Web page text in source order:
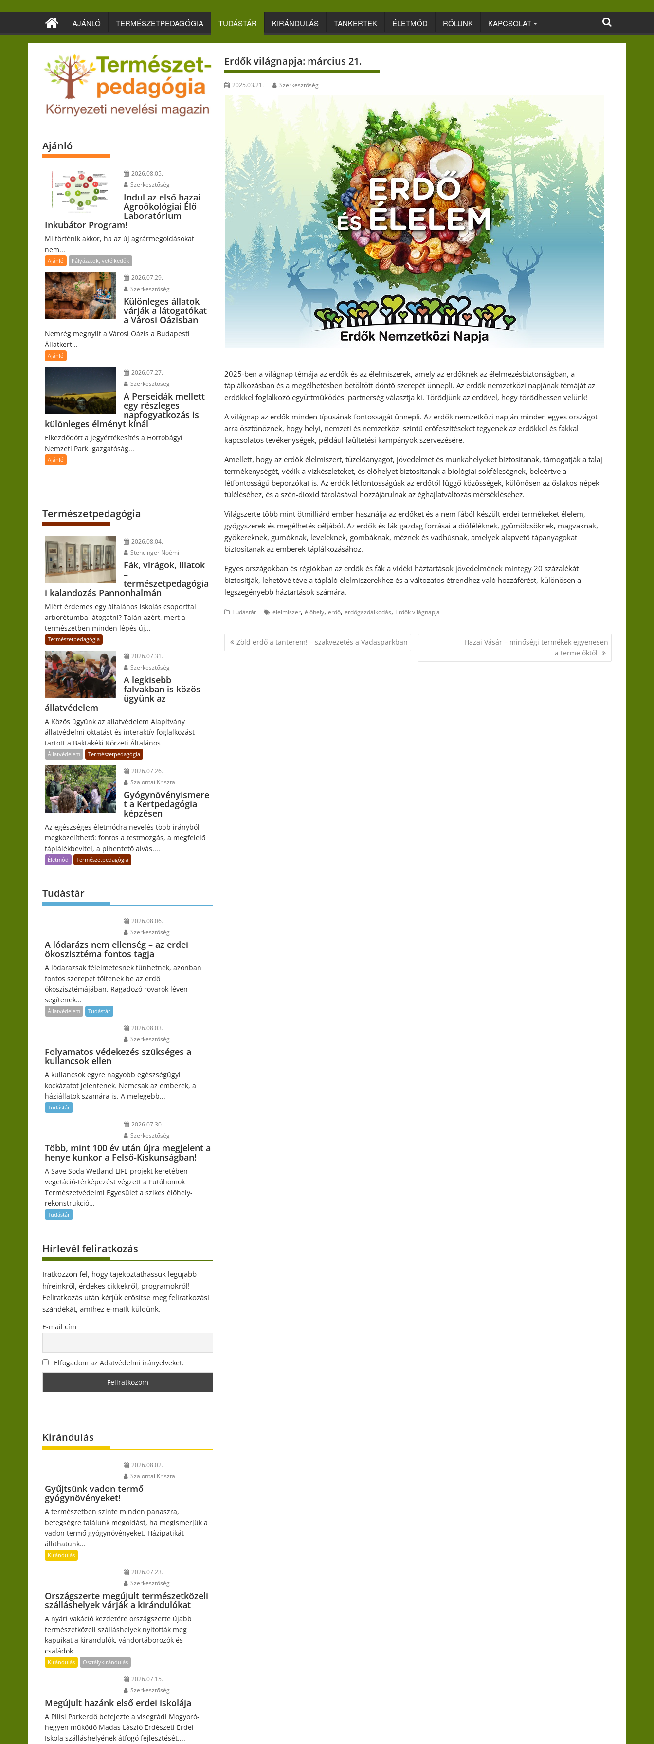
AJÁNLÓ TERMÉSZETPEDAGÓGIA TUDÁSTÁR KIRÁNDULÁS TANKERTEK ÉLETMÓD RÓLUNK KAPCSOLAT
Erdők világnapja: március 21.
2025.03.21. Szerkesztőség
2025-ben a világnap témája az erdők és az élelmiszerek, amely az erdőknek az élelmezésbiztonságban, a
táplálkozásban és a megélhetésben betöltött döntő szerepét ünnepli. Az erdők nemzetközi napjának témáját az
erdőkkel foglalkozó együttműködési partnerség választja ki. Törődjünk az erdővel, hogy törődhessen velünk!
A világnap az erdők minden típusának fontosságát ünnepli. Az erdők nemzetközi napján minden egyes országot
arra ösztönöznek, hogy helyi, nemzeti és nemzetközi szintű erőfeszítéseket tegyenek az erdőkkel és fákkal
kapcsolatos tevékenységek, például faültetési kampányok szervezésére.
Amellett, hogy az erdők élelmiszert, tüzelőanyagot, jövedelmet és munkahelyeket biztosítanak, támogatják a talaj
termékenységét, védik a vízkészleteket, és élőhelyet biztosítanak a biológiai sokféleségnek, beleértve a
létfontosságú beporzókat is. Az erdők létfontosságúak az erdőtől függő közösségek, különösen az őslakos népek
túléléséhez, és a szén-dioxid tárolásával hozzájárulnak az éghajlatváltozás mérsékléséhez.
Világszerte több mint ötmilliárd ember használja az erdőket és a nem fából készült erdei termékeket élelem,
gyógyszerek és megélhetés céljából. Az erdők és fák gazdag forrásai a dióféléknek, gyümölcsöknek, magvaknak,
gyökereknek, gumóknak, leveleknek, gombáknak, méznek és vadhúsnak, amelyek alapvető tápanyagokat
biztosítanak az emberek táplálkozásához.
Egyes országokban és régiókban az erdők és fák a vidéki háztartások jövedelmének mintegy 20 százalékát
biztosítják, lehetővé téve a tápláló élelmiszerekhez és a változatos étrendhez való hozzáférést, különösen a
legszegényebb háztartások számára.
Tudástár élelmiszer,élőhely,erdő,erdőgazdálkodás, Erdők világnapja
Bejegyzés
navigáció
Zöld erdő a tanterem! – szakvezetés a Vadasparkban
Hazai Vásár – minőségi termékek egyenesen
a termelőktől
Ajánló
2026.08.05.
Szerkesztőség
Indul az első hazai
Agroökológiai Élő
Laboratórium
Inkubátor Program!
Mi történik akkor, ha az új agrármegoldásokat
nem...
Ajánló Pályázatok, vetélkedők
2026.07.29.
Szerkesztőség
Különleges állatok
várják a látogatókat
a Városi Oázisban
Nemrég megnyílt a Városi Oázis a Budapesti
Állatkert...
Ajánló
2026.07.27.
Szerkesztőség
A Perseidák mellett
egy részleges
napfogyatkozás is
különleges élményt kínál
Elkezdődött a jegyértékesítés a Hortobágyi
Nemzeti Park Igazgatóság...
Ajánló
Természetpedagógia
2026.08.04.
Stencinger Noémi
Fák, virágok, illatok
–
természetpedagógia
i kalandozás Pannonhalmán
Miért érdemes egy általános iskolás csoporttal
arborétumba látogatni? Talán azért, mert a
természetben minden lépés új...
Természetpedagógia
2026.07.31.
Szerkesztőség
A legkisebb
falvakban is közös
ügyünk az
állatvédelem
A Közös ügyünk az állatvédelem Alapítvány
állatvédelmi oktatást és interaktív foglalkozást
tartott a Baktakéki Körzeti Általános...
Állatvédelem Természetpedagógia
2026.07.26.
Szalontai Kriszta
Gyógynövényismere
t a Kertpedagógia
képzésen
Az egészséges életmódra nevelés több irányból
megközelíthető: fontos a testmozgás, a megfelelő
táplálékbevitel, a pihentető alvás....
Életmód Természetpedagógia
Tudástár
2026.08.06.
Szerkesztőség
A lódarázs nem ellenség – az erdei
ökoszisztéma fontos tagja
A lódarazsak félelmetesnek tűnhetnek, azonban
fontos szerepet töltenek be az erdő
ökoszisztémájában. Ragadozó rovarok lévén
segítenek...
Állatvédelem Tudástár
2026.08.03.
Szerkesztőség
Folyamatos védekezés szükséges a
kullancsok ellen
A kullancsok egyre nagyobb egészségügyi
kockázatot jelentenek. Nemcsak az emberek, a
háziállatok számára is. A melegebb...
Tudástár
2026.07.30.
Szerkesztőség
Több, mint 100 év után újra megjelent a
henye kunkor a Felső-Kiskunságban!
A Save Soda Wetland LIFE projekt keretében
vegetáció-térképezést végzett a Futóhomok
Természetvédelmi Egyesület a szikes élőhely-
rekonstrukció...
Tudástár
Hírlevél feliratkozás
Iratkozzon fel, hogy tájékoztathassuk legújabb
híreinkről, érdekes cikkekről, programokról!
Feliratkozás után kérjük erősítse meg feliratkozási
szándékát, amihez e-mailt küldünk.
E-mail cím
Elfogadom az Adatvédelmi irányelveket.
Kirándulás
2026.08.02.
Szalontai Kriszta
Gyűjtsünk vadon termő
gyógynövényeket!
A természetben szinte minden panaszra,
betegségre találunk megoldást, ha megismerjük a
vadon termő gyógynövényeket. Házipatikát
állíthatunk...
Kirándulás
2026.07.23.
Szerkesztőség
Országszerte megújult természetközeli
szálláshelyek várják a kirándulókat
A nyári vakáció kezdetére országszerte újabb
természetközeli szálláshelyek nyitották meg
kapuikat a kirándulók, vándortáborozók és
családok...
Kirándulás Osztálykirándulás
2026.07.15.
Szerkesztőség
Megújult hazánk első erdei iskolája
A Pilisi Parkerdő befejezte a visegrádi Mogyoró-
hegyen működő Madas László Erdészeti Erdei
Iskola szálláshelyének átfogó fejlesztését....